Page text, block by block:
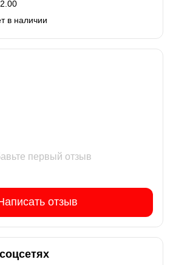
в наличии
первый отзыв
отзыв